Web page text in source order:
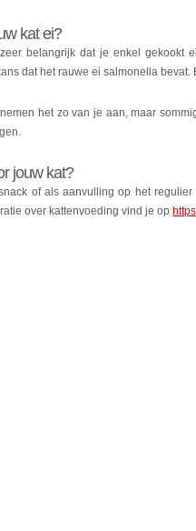
kat ei?
belangrijk dat je enkel gekookt
dat het rauwe ei salmonella
het zo van je aan, maar
jouw kat?
of als aanvulling op het
over kattenvoeding vind je op